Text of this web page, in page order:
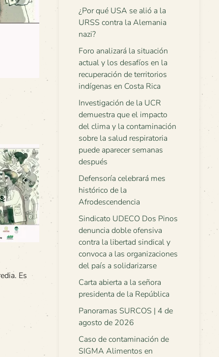
Es
¿Por qué USA se alió a la
URSS contra la Alemania
nazi?
Foro analizará la situación
actual y los desafíos en la
recuperación de territorios
indígenas en Costa Rica
Investigación de la UCR
demuestra que el impacto
del clima y la contaminación
sobre la salud respiratoria
puede aparecer semanas
después
Defensoría celebrará mes
histórico de la
Afrodescendencia
Sindicato UDECO Dos Pinos
denuncia doble ofensiva
contra la libertad sindical y
convoca a las organizaciones
del país a solidarizarse
Carta abierta a la señora
presidenta de la República
Panoramas SURCOS | 4 de
agosto de 2026
Caso de contaminación de
SIGMA Alimentos en